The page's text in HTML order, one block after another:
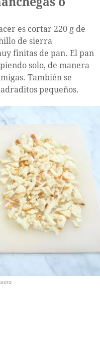
es cortar 220 g de
de sierra
finitas de pan. El pan
solo, de manera
También se
pequeños.